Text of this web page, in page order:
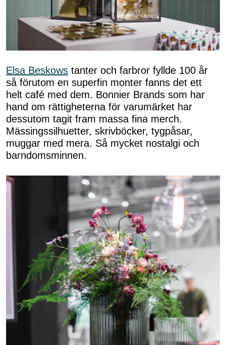
Elsa Beskows tanter och farbror fyllde 100 år
så förutom en superfin monter fanns det ett
helt café med dem. Bonnier Brands som har
hand om rättigheterna för varumärket har
dessutom tagit fram massa fina merch.
Mässingssilhuetter, skrivböcker, tygpåsar,
muggar med mera. Så mycket nostalgi och
barndomsminnen.